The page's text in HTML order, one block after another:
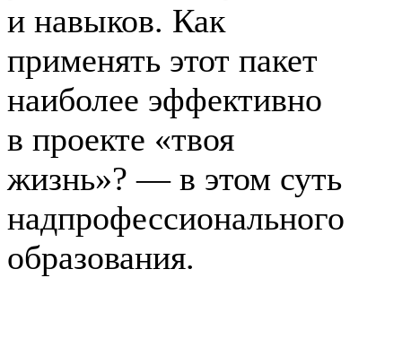
и навыков. Как
применять этот пакет
наиболее эффективно
в проекте «твоя
жизнь»? — в этом суть
надпрофессионального
образования.